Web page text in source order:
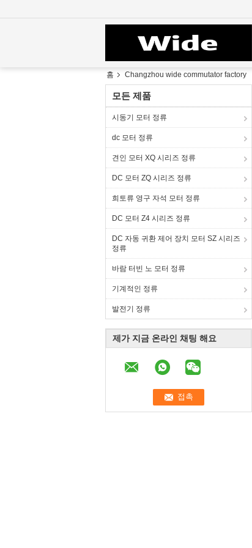
홈 Changzhou wide commutator factory
모든 제품
시동기 모터 정류
dc 모터 정류
견인 모터 XQ 시리즈 정류
DC 모터 ZQ 시리즈 정류
희토류 영구 자석 모터 정류
DC 모터 Z4 시리즈 정류
DC 자동 귀환 제어 장치 모터 SZ 시리즈
정류
바람 터빈 노 모터 정류
기계적인 정류
발전기 정류
제가 지금 온라인 채팅 해요